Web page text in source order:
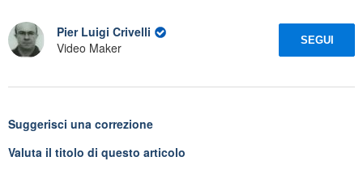
Pier Luigi Crivelli
Video Maker
SEGUI
Suggerisci una correzione
Valuta il titolo di questo articolo